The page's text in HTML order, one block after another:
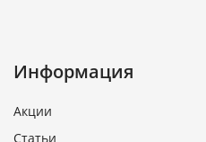
Информация
Акции
Статьи